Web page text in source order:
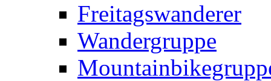
Freitagswanderer
Wandergruppe